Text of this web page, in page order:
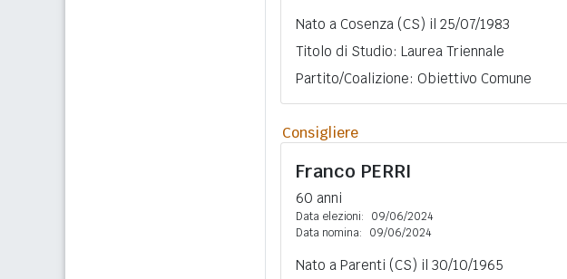
Nato a Cosenza (CS) il 25/07/1983
Titolo di Studio: Laurea Triennale
Partito/Coalizione: Obiettivo Comune
Consigliere
Franco PERRI
60 anni
Data elezioni:
09/06/2024
Data nomina:
09/06/2024
Nato a Parenti (CS) il 30/10/1965